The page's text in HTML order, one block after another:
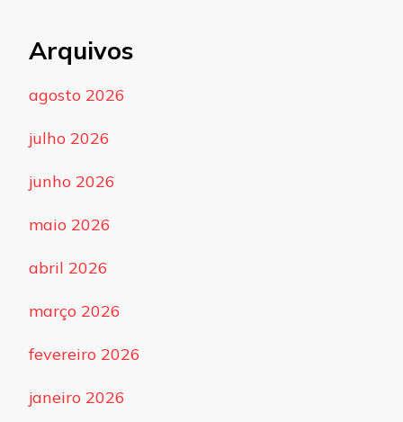
Arquivos
agosto 2026
julho 2026
junho 2026
maio 2026
abril 2026
março 2026
fevereiro 2026
janeiro 2026